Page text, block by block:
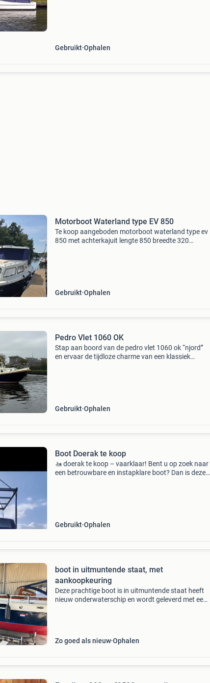
Gebruikt Ophalen
Motorboot Waterland type EV 850
Te koop aangeboden motorboot waterland type ev
850 met achterkajuit lengte 850 breedte 320
Gebruikt Ophalen
Pedro Vlet 1060 OK
Stap aan boord van de pedro vlet 1060 ok “njord”
en ervaar de tijdloze charme van een klassiek
Gebruikt Ophalen
Boot Doerak te koop
🚤 doerak te koop – vaarklaar! Bent u op zoek naar
een betrouwbare en instapklare boot? Dan is deze
Gebruikt Ophalen
boot in uitmuntende staat, met
aankoopkeuring
Deze prachtige boot is in uitmuntende staat heeft
nieuw onderwaterschip en wordt geleverd met een
Zo goed als nieuw Ophalen